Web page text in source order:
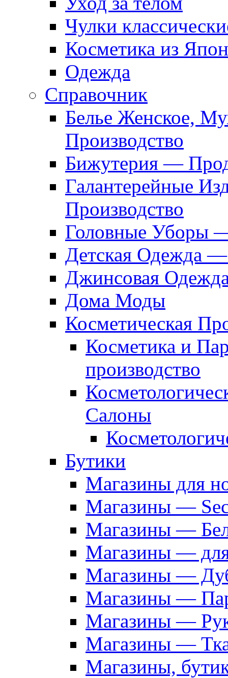
Чулки
Косметика из
Одежда
Справочник
Белье Женское,
Производство
Бижутерия —
Галантерейные
Производство
Головные Уборы
Детская Одежда
Джинсовая
Дома Моды
Косметическая
Косметика и
производство
Салоны
Бутики
Магазины для
Магазины —
Магазины —
Магазины —
Магазины —
Магазины —
Магазины —
Магазины —
Магазины,